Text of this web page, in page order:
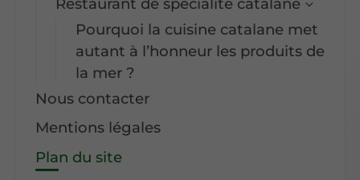
Restaurant de spécialité catalane
Pourquoi la cuisine catalane met
autant à l’honneur les produits de
la mer ?
Nous contacter
Mentions légales
Plan du site